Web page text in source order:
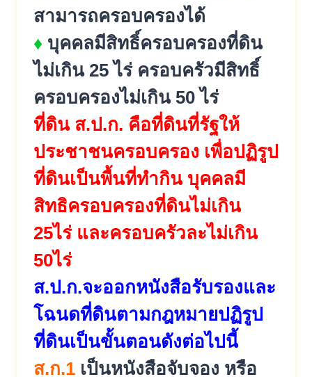
สามารถครอบครองได้
♦ บุคคลมีสิทธิ์ครอบครองที่ดิน
ไม่เกิน 25 ไร่ ครอบครัวมีสิทธิ์
ครอบครองไม่เกิน 50 ไร่
ที่ดิน ส.ป.ก. คือที่ดินที่รัฐให้
ประชาชนครอบครอง เพื่อปฏิรูป
ที่ดินเป็นพื้นที่ทำกิน บุคคลมี
สิทธิครอบครองที่ดินไม่เกิน
25ไร่ และครอบครัวละไม่เกิน
50ไร่
ส.ป.ก.จะออกหนังสือรับรองและ
โฉนดที่ดินตามกฎหมายปฏิรูป
ที่ดินเป็นขั้นตอนดังต่อไปนี้
ส.ก.1 เป็นหนังสือจับจอง หรือ